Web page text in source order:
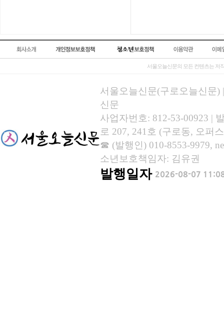
서울오늘신문의 모든 컨텐츠는 저
서울오늘신문(구로오늘신문)
신문
사업자번호: 812-53-00923 |
로 207, 241호 (구로동, 오퍼
☎ (발행인) 010-8553-9979,
소년보호책임자: 김유권
발행일자